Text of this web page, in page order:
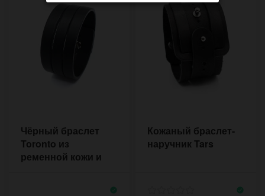
Чёрный браслет
Toronto из
ременной кожи и
Кожаный браслет-
наручник Tars